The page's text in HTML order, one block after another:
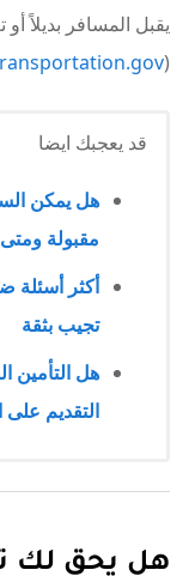
يقبل المسافر بديلاً
(
قد يعجبك ايضا
هل يمكن
مقبولة
أكثر أسئلة
تجيب بثقة
هل التأمين
التقديم على
هل يحق لك